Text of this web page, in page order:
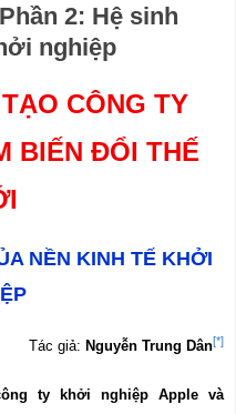
2: Hệ sinh
nghiệp
CÔNG TY
BIẾN ĐỔI THẾ
NỀN KINH TẾ KHỞI
Tác giả: Nguyễn Trung Dân[*]
ty khởi nghiệp Apple và